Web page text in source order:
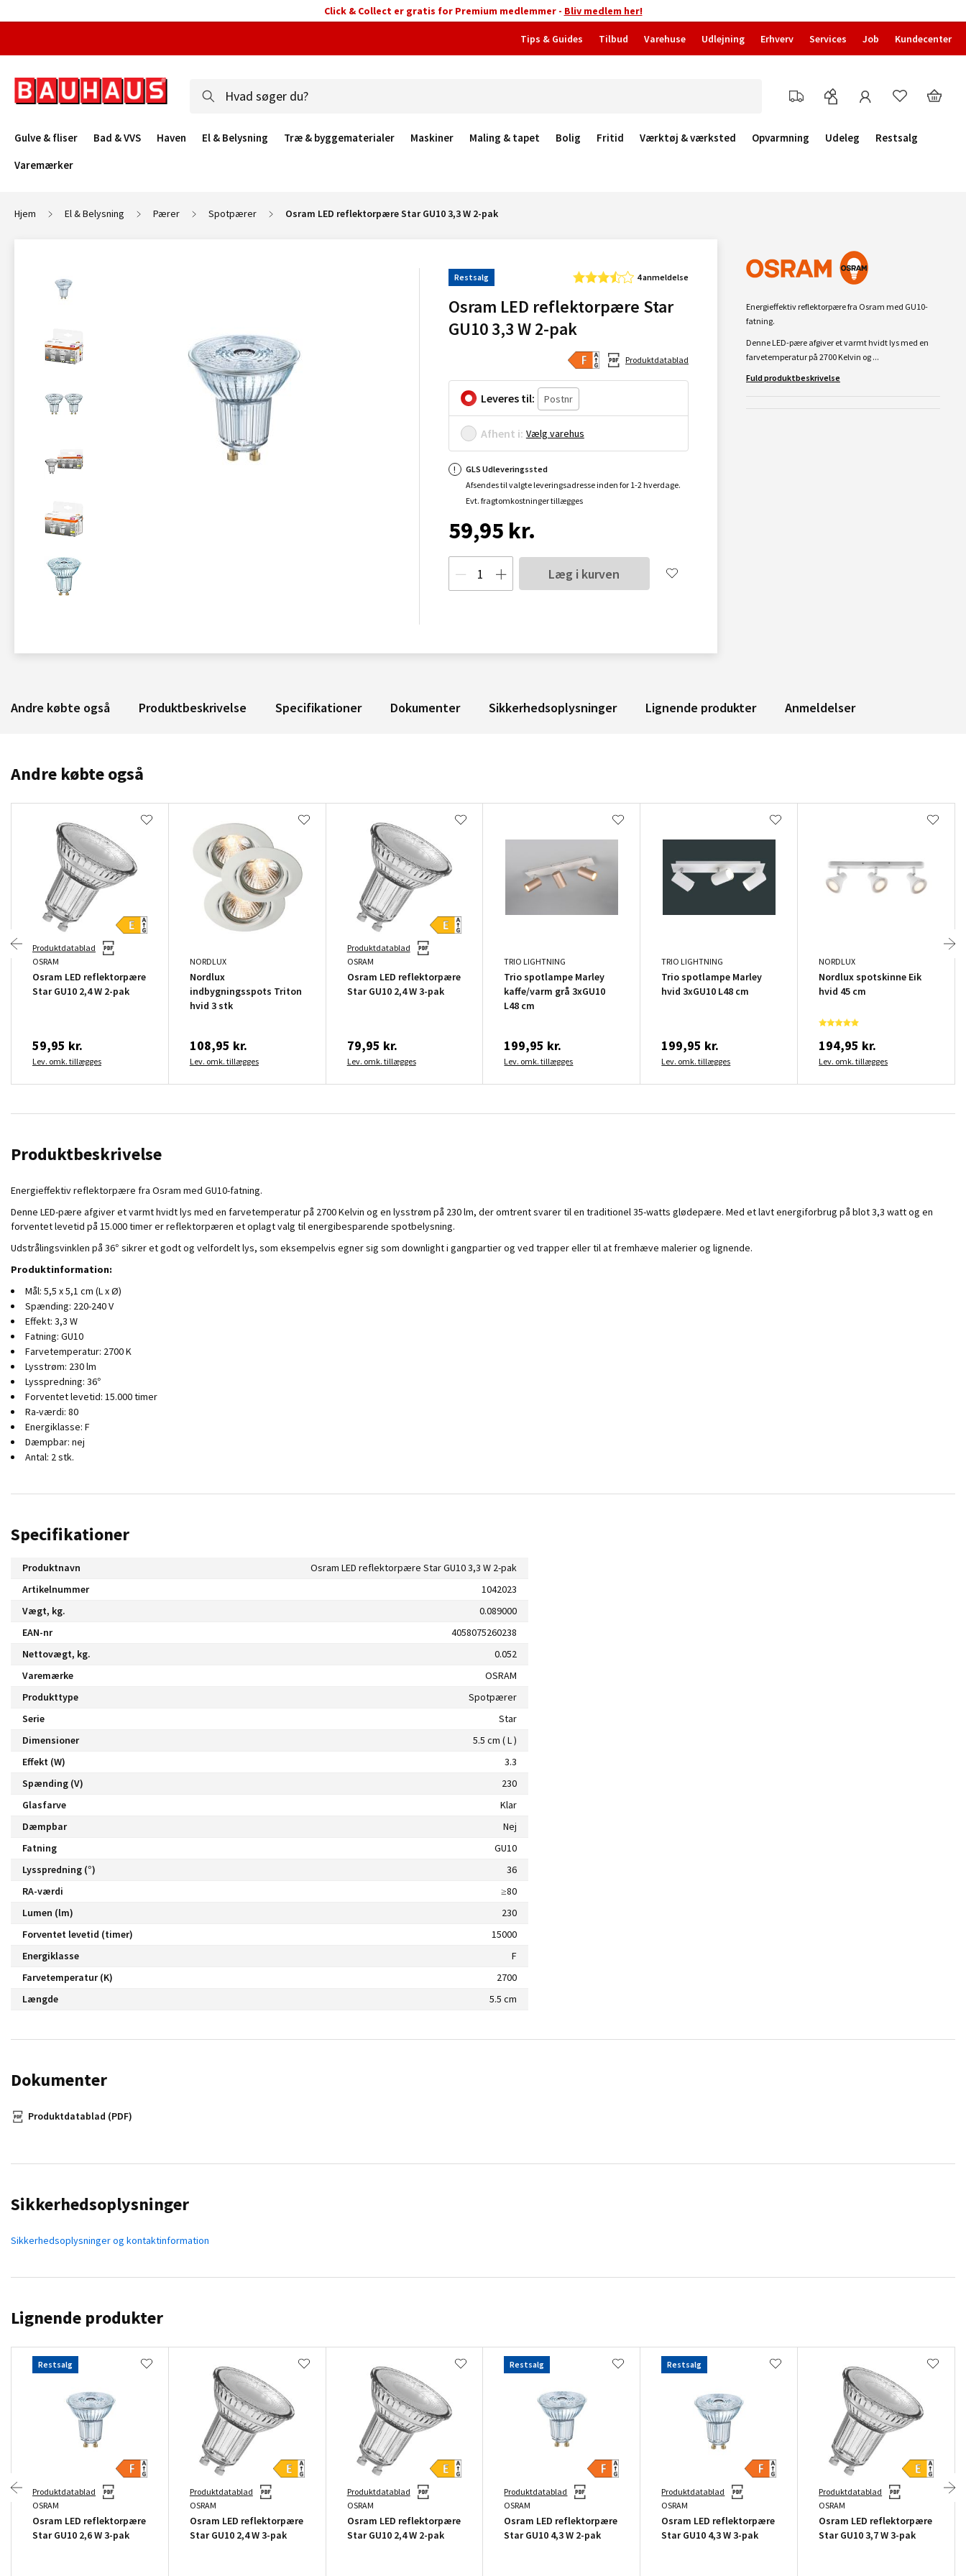
Click & Collect er gratis for Premium medlemmer - Bliv medlem her!
Tips & Guides Tilbud Varehuse Udlejning Erhverv Services Job Kundecenter
Gulve & fliser Bad & VVS Haven El & Belysning Træ & byggematerialer Maskiner Maling & tapet Bolig Fritid Værktøj & værksted Opvarmning Udeleg
Restsalg
Varemærker
Hjem El & Belysning Pærer Spotpærer Osram LED reflektorpære Star GU10 3,3 W 2-pak
Restsalg 4 anmeldelse
Osram LED reflektorpære Star
GU10 3,3 W 2-pak
Produktdatablad
Leveres til:
Afhent i: Vælg varehus
GLS Udleveringssted
Afsendes til valgte leveringsadresse inden for 1-2 hverdage.
Evt. fragtomkostninger tillægges
59,95 kr.
Læg i kurven
Energieffektiv reflektorpære fra Osram med GU10-
fatning.
Denne LED-pære afgiver et varmt hvidt lys med en
farvetemperatur på 2700 Kelvin og ...
Fuld produktbeskrivelse
Andre købte også Produktbeskrivelse Specifikationer Dokumenter Sikkerhedsoplysninger Lignende produkter Anmeldelser
Andre købte også
Produktdatablad
OSRAM
Osram LED reflektorpære
Star GU10 2,4 W 2-pak
59,95 kr.
Lev. omk. tillægges
NORDLUX
Nordlux
indbygningsspots Triton
hvid 3 stk
108,95 kr.
Lev. omk. tillægges
Produktdatablad
OSRAM
Osram LED reflektorpære
Star GU10 2,4 W 3-pak
79,95 kr.
Lev. omk. tillægges
TRIO LIGHTNING
Trio spotlampe Marley
kaffe/varm grå 3xGU10
L48 cm
199,95 kr.
Lev. omk. tillægges
TRIO LIGHTNING
Trio spotlampe Marley
hvid 3xGU10 L48 cm
199,95 kr.
Lev. omk. tillægges
NORDLUX
Nordlux spotskinne Eik
hvid 45 cm
194,95 kr.
Lev. omk. tillægges
Produktbeskrivelse
Energieffektiv reflektorpære fra Osram med GU10-fatning.
Denne LED-pære afgiver et varmt hvidt lys med en farvetemperatur på 2700 Kelvin og en lysstrøm på 230 lm, der omtrent svarer til en traditionel 35-watts glødepære. Med et lavt energiforbrug på blot 3,3 watt og en
forventet levetid på 15.000 timer er reflektorpæren et oplagt valg til energibesparende spotbelysning.
Udstrålingsvinklen på 36° sikrer et godt og velfordelt lys, som eksempelvis egner sig som downlight i gangpartier og ved trapper eller til at fremhæve malerier og lignende.
Produktinformation:
Mål: 5,5 x 5,1 cm (L x Ø)
Spænding: 220-240 V
Effekt: 3,3 W
Fatning: GU10
Farvetemperatur: 2700 K
Lysstrøm: 230 lm
Lysspredning: 36°
Forventet levetid: 15.000 timer
Ra-værdi: 80
Energiklasse: F
Dæmpbar: nej
Antal: 2 stk.
Specifikationer
Produktnavn
Osram LED reflektorpære Star GU10 3,3 W 2-pak
Artikelnummer
1042023
Vægt, kg.
0.089000
EAN-nr
4058075260238
Nettovægt, kg.
0.052
Varemærke
OSRAM
Produkttype
Spotpærer
Serie
Star
Dimensioner
5.5 cm ( L )
Effekt (W)
3.3
Spænding (V)
230
Glasfarve
Klar
Dæmpbar
Nej
Fatning
GU10
Lysspredning (°)
36
RA-værdi
≥80
Lumen (lm)
230
Forventet levetid (timer)
15000
Energiklasse
F
Farvetemperatur (K)
2700
Længde
5.5 cm
Dokumenter
Produktdatablad (PDF)
Sikkerhedsoplysninger
Sikkerhedsoplysninger og kontaktinformation
Lignende produkter
Produktdatablad
Restsalg
OSRAM
Osram LED reflektorpære
Star GU10 2,6 W 3-pak
Produktdatablad
OSRAM
Osram LED reflektorpære
Star GU10 2,4 W 3-pak
Produktdatablad
OSRAM
Osram LED reflektorpære
Star GU10 2,4 W 2-pak
Produktdatablad
Restsalg
OSRAM
Osram LED reflektorpære
Star GU10 4,3 W 2-pak
Produktdatablad
Restsalg
OSRAM
Osram LED reflektorpære
Star GU10 4,3 W 3-pak
Produktdatablad
OSRAM
Osram LED reflektorpære
Star GU10 3,7 W 3-pak